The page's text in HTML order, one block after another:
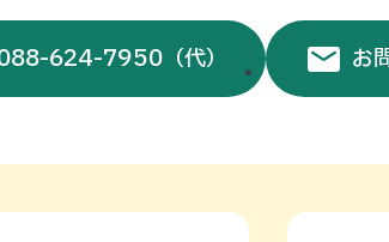
624-7950 （代） お